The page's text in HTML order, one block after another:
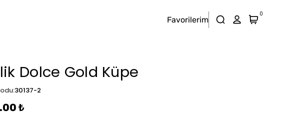
Favorilerim
0
Dolce Gold Küpe
:30137-2
₺